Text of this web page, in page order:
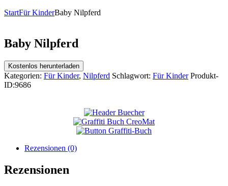
StartFür KinderBaby Nilpferd
Baby Nilpferd
Kostenlos herunterladen
Kategorien: Für Kinder, Nilpferd Schlagwort: Für Kinder Produkt-
ID:9686
Rezensionen (0)
Rezensionen